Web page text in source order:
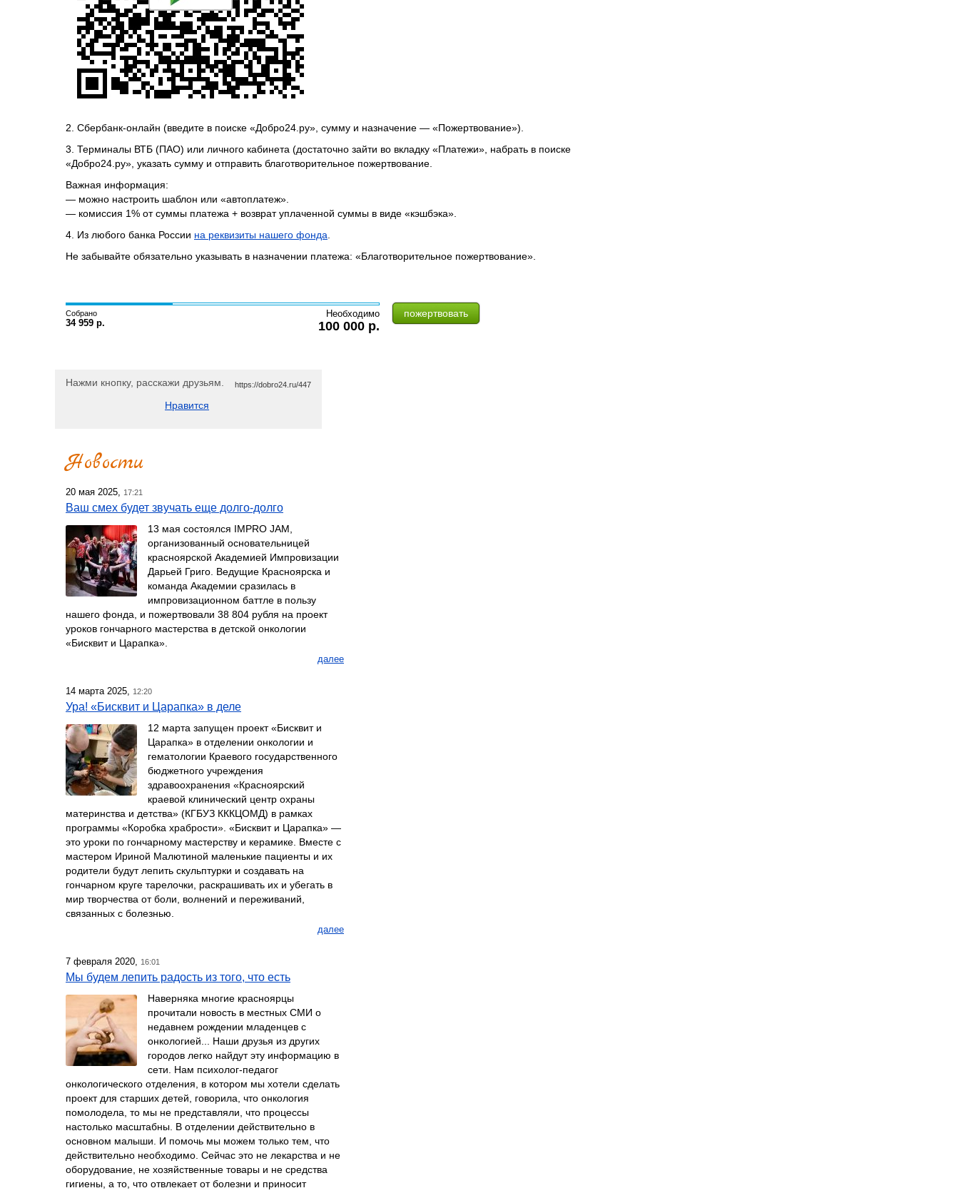
2. Сбербанк-онлайн (введите в поиске «Добро24.ру», сумму и назначение — «Пожертвование»).
3. Терминалы ВТБ (ПАО) или личного кабинета (достаточно зайти во вкладку «Платежи», набрать в поиске
«Добро24.ру», указать сумму и отправить благотворительное пожертвование.
Важная информация:
— можно настроить шаблон или «автоплатеж».
— комиссия 1% от суммы платежа + возврат уплаченной суммы в виде «кэшбэка».
4. Из любого банка России на реквизиты нашего фонда
Не забывайте обязательно указывать в назначении платежа: «Благотворительное пожертвование».
пожертвовать
Собрано
34 959 р.
Необходимо
100 000 р.
Нажми кнопку, расскажи друзьям. https://dobro24.ru/447
Нравится
Новости
20 мая 2025, 17:21
Ваш смех будет звучать еще долго-долго
13 мая состоялся IMPRO JAM,
организованный основательницей
красноярской Академией Импровизации
Дарьей Григо. Ведущие Красноярска и
команда Академии сразилась в
импровизационном баттле в пользу
нашего фонда, и пожертвовали 38 804 рубля на проект
уроков гончарного мастерства в детской онкологии
«Бисквит и Царапка».
далее
14 марта 2025, 12:20
Ура! «Бисквит и Царапка» в деле
12 марта запущен проект «Бисквит и
Царапка» в отделении онкологии и
гематологии Краевого государственного
бюджетного учреждения
здравоохранения «Красноярский
краевой клинический центр охраны
материнства и детства» (КГБУЗ КККЦОМД) в рамках
программы «Коробка храбрости». «Бисквит и Царапка» —
это уроки по гончарному мастерству и керамике. Вместе с
мастером Ириной Малютиной маленькие пациенты и их
родители будут лепить скульптурки и создавать на
гончарном круге тарелочки, раскрашивать их и убегать в
мир творчества от боли, волнений и переживаний,
связанных с болезнью.
далее
7 февраля 2020, 16:01
Мы будем лепить радость из того, что есть
Наверняка многие красноярцы
прочитали новость в местных СМИ о
недавнем рождении младенцев с
онкологией... Наши друзья из других
городов легко найдут эту информацию в
сети. Нам психолог-педагог
онкологического отделения, в котором мы хотели сделать
проект для старших детей, говорила, что онкология
помолодела, то мы не представляли, что процессы
настолько масштабны. В отделении действительно в
основном малыши. И помочь мы можем только тем, что
действительно необходимо. Сейчас это не лекарства и не
оборудование, не хозяйственные товары и не средства
гигиены, а то, что отвлекает от болезни и приносит